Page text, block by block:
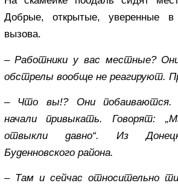
Добрые, открытые, уверенные
вызова.
– Работники у вас местные?
обстрелы вообще не реагируют.
– Что вы!? Они побаиваются.
начали привыкать. Говорят:
отвыкли давно“. Из
Буденновского района.
– Там и сейчас относительно